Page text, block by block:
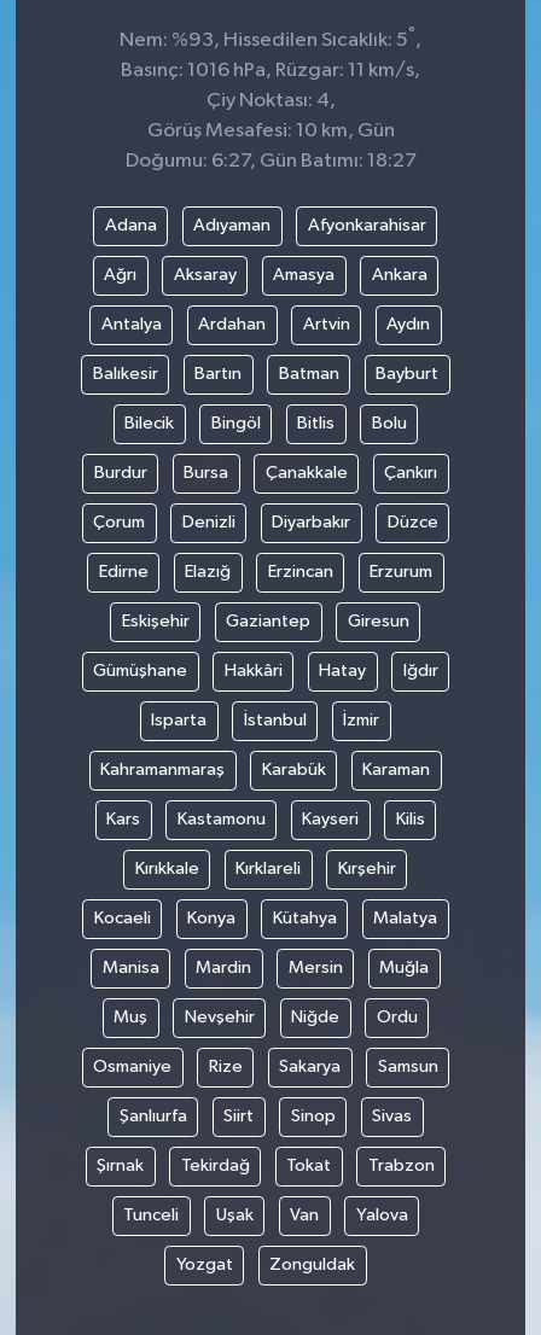
Nem: %93, Hissedilen Sıcaklık: 5° ,
Basınç: 1016 hPa, Rüzgar: 11 km/s,
Çiy Noktası: 4,
Görüş Mesafesi: 10 km, Gün
Doğumu: 6:27, Gün Batımı: 18:27
Adana Adıyaman Afyonkarahisar
Ağrı Aksaray Amasya Ankara
Antalya Ardahan Artvin Aydın
Balıkesir Bartın Batman Bayburt
Bilecik Bingöl Bitlis Bolu
Burdur Bursa Çanakkale Çankırı
Çorum Denizli Diyarbakır Düzce
Edirne Elazığ Erzincan Erzurum
Eskişehir Gaziantep Giresun
Gümüşhane Hakkâri Hatay Iğdır
Isparta İstanbul İzmir
Kahramanmaraş Karabük Karaman
Kars Kastamonu Kayseri Kilis
Kırıkkale Kırklareli Kırşehir
Kocaeli Konya Kütahya Malatya
Manisa Mardin Mersin Muğla
Muş Nevşehir Niğde Ordu
Osmaniye Rize Sakarya Samsun
Şanlıurfa Siirt Sinop Sivas
Şırnak Tekirdağ Tokat Trabzon
Tunceli Uşak Van Yalova
Yozgat Zonguldak